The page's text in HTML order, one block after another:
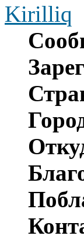
Kirilliq